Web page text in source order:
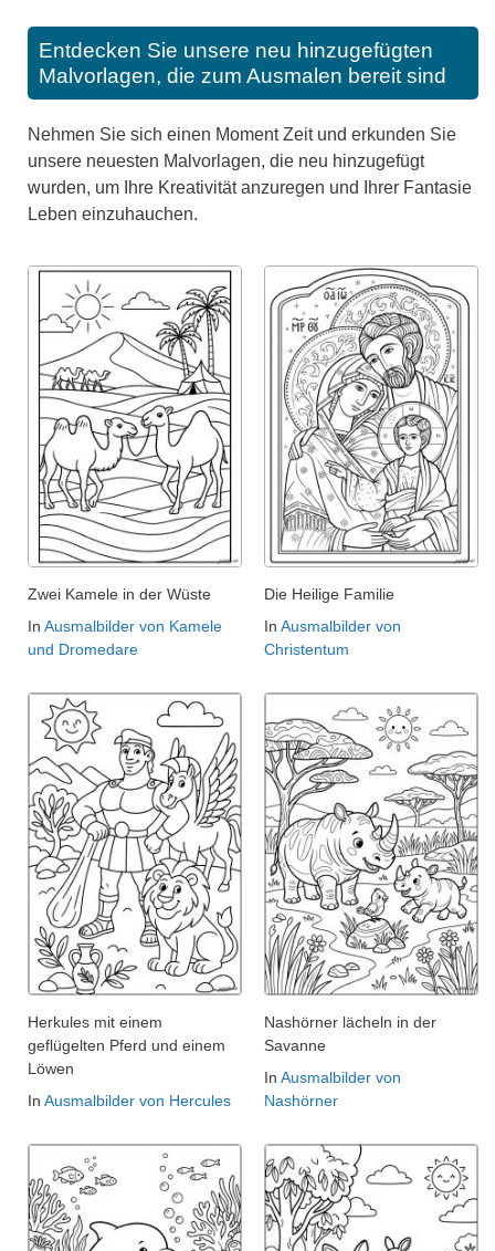
Entdecken Sie unsere neu hinzugefügten
Malvorlagen, die zum Ausmalen bereit sind
Nehmen Sie sich einen Moment Zeit und erkunden Sie
unsere neuesten Malvorlagen, die neu hinzugefügt
wurden, um Ihre Kreativität anzuregen und Ihrer Fantasie
Leben einzuhauchen.
Zwei Kamele in der Wüste
In Ausmalbilder von Kamele
und Dromedare
Die Heilige Familie
In Ausmalbilder von
Christentum
Herkules mit einem
geflügelten Pferd und einem
Löwen
In Ausmalbilder von Hercules
Nashörner lächeln in der
Savanne
In Ausmalbilder von
Nashörner